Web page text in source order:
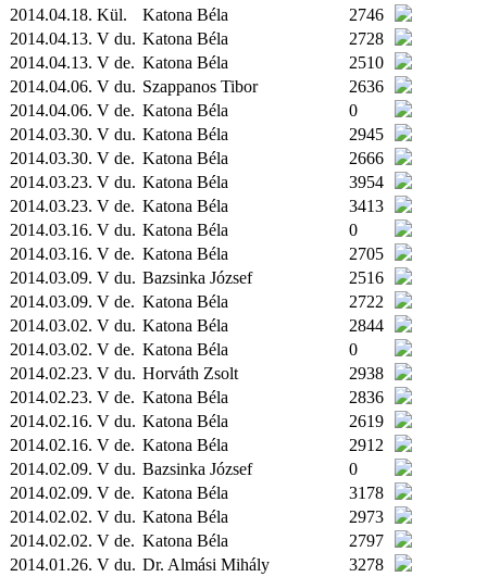
2014.04.18. Kül. Katona Béla
2746
2014.04.13. V du. Katona Béla
2728
2014.04.13. V de. Katona Béla
2510
2014.04.06. V du. Szappanos Tibor
2636
2014.04.06. V de. Katona Béla
0
2014.03.30. V du. Katona Béla
2945
2014.03.30. V de. Katona Béla
2666
2014.03.23. V du. Katona Béla
3954
2014.03.23. V de. Katona Béla
3413
2014.03.16. V du. Katona Béla
0
2014.03.16. V de. Katona Béla
2705
2014.03.09. V du. Bazsinka József
2516
2014.03.09. V de. Katona Béla
2722
2014.03.02. V du. Katona Béla
2844
2014.03.02. V de. Katona Béla
0
2014.02.23. V du. Horváth Zsolt
2938
2014.02.23. V de. Katona Béla
2836
2014.02.16. V du. Katona Béla
2619
2014.02.16. V de. Katona Béla
2912
2014.02.09. V du. Bazsinka József
0
2014.02.09. V de. Katona Béla
3178
2014.02.02. V du. Katona Béla
2973
2014.02.02. V de. Katona Béla
2797
2014.01.26. V du. Dr. Almási Mihály
3278